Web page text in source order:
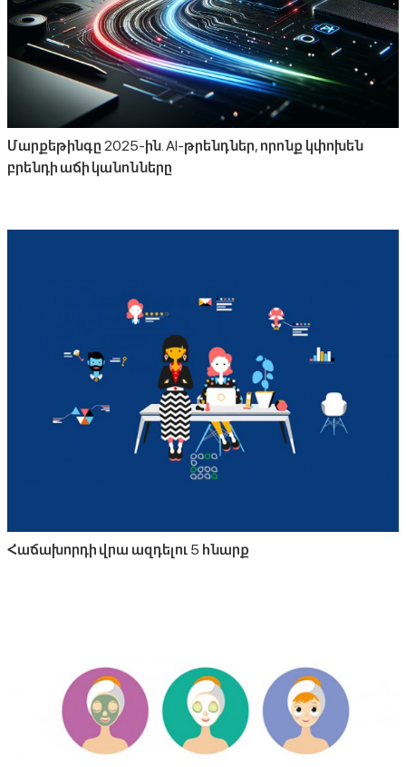
Մարքեթինգը 2025-ին. AI-թրենդներ, որոնք կփոխեն
բրենդի աճի կանոնները
Հաճախորդի վրա ազդելու 5 հնարք